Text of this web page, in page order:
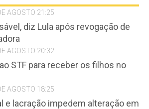
AGOSTO 21:25
diz Lula após revogação de
AGOSTO 20:32
STF para receber os filhos no
AGOSTO 18:25
e lacração impedem alteração em